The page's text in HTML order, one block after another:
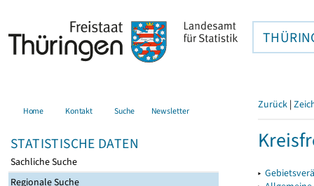
Home Kontakt Suche Newsletter
STATISTISCHE DATEN
Sachliche Suche
Regionale Suche
Zurück |
▸